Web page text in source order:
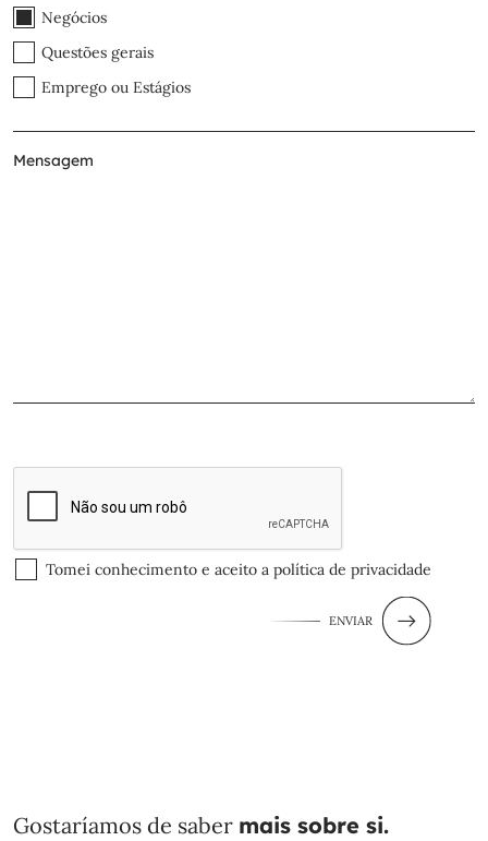
Negócios
Questões gerais
Emprego ou Estágios
Tomei conhecimento e aceito a política de privacidade
ENVIAR
Gostaríamos de saber mais sobre si.